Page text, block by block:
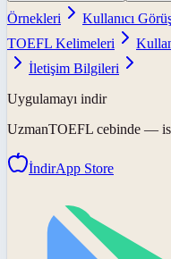
Örnekleri
Kullanıcı
TOEFL Kelimeleri
İletişim Bilgileri
Uygulamayı indir
UzmanTOEFL cebinde —
İndirApp Store